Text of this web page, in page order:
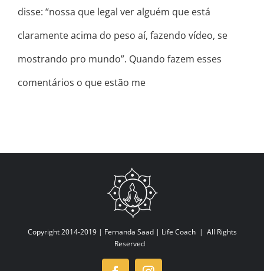
disse: “nossa que legal ver alguém que está
claramente acima do peso aí, fazendo vídeo, se
mostrando pro mundo”. Quando fazem esses
comentários o que estão me
Copyright 2014-2019 | Fernanda Saad | Life Coach| All Rights
Reserved